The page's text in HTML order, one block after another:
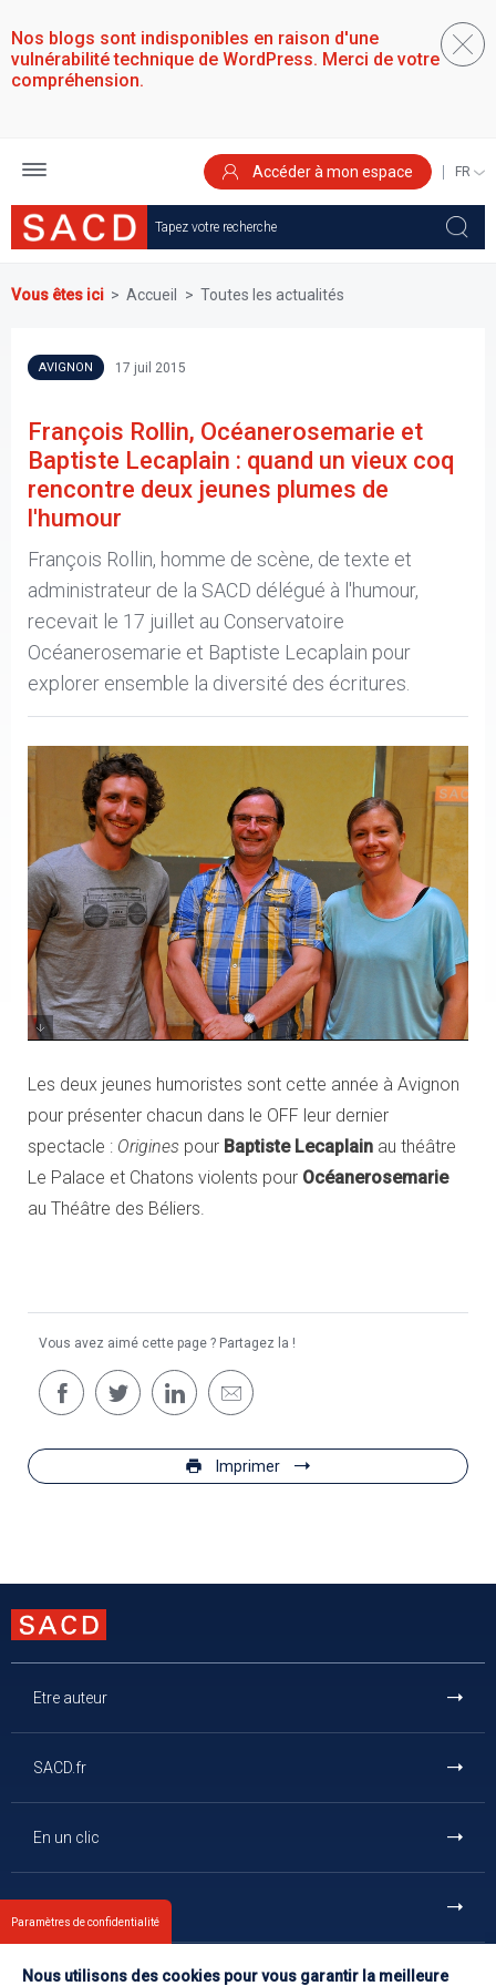
au
contenu
principal
Nos blogs sont indisponibles en raison d'une
vulnérabilité technique de WordPress. Merci de votre
compréhension.
Accéder à mon espace
YOUR
Vous êtes ici Accueil Toutes les actualités
AVIGNON 17 juil 2015
François Rollin, Océanerosemarie et
Baptiste Lecaplain : quand un vieux coq
rencontre deux jeunes plumes de
l'humour
François Rollin, homme de scène, de texte et
administrateur de la SACD délégué à l'humour,
recevait le 17 juillet au Conservatoire
Océanerosemarie et Baptiste Lecaplain pour
explorer ensemble la diversité des écritures.
Les deux jeunes humoristes sont cette année à Avignon
pour présenter chacun dans le OFF leur dernier
spectacle : Origines pour Baptiste Lecaplain au théâtre
Le Palace et Chatons violents pour Océanerosemarie
au Théâtre des Béliers.
Vous avez aimé cette page ? Partagez la !
Imprimer
Etre auteur
SACD.fr
En un clic
Contact
Paramètres de confidentialité
Nous utilisons des cookies pour vous garantir la meilleure